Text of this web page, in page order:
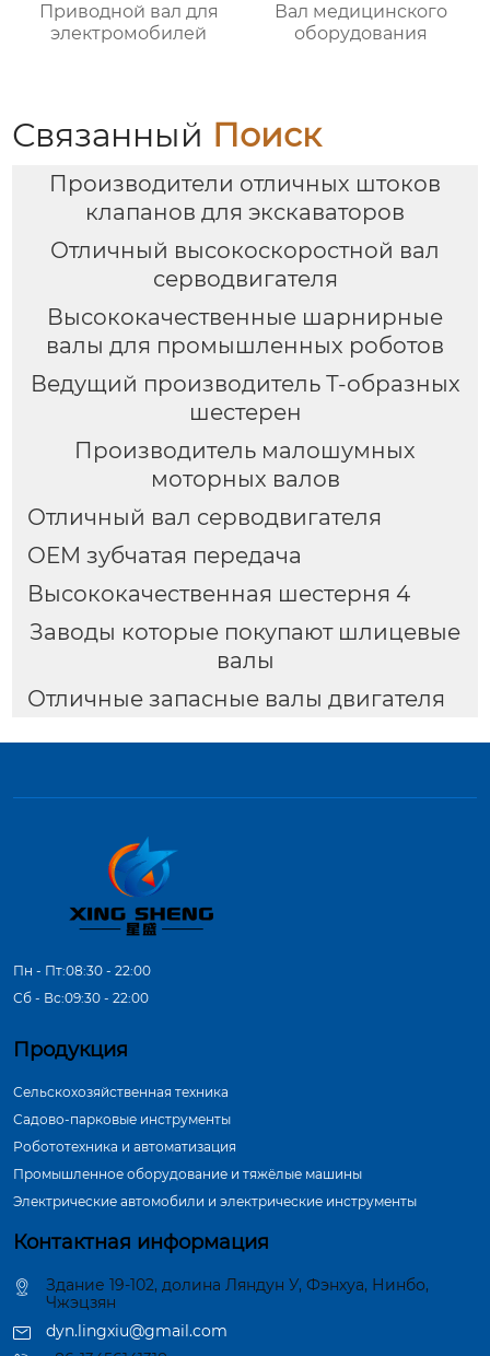
Приводной вал для
электромобилей
Вал медицинского
оборудования
Связанный Поиск
Производители отличных штоков
клапанов для экскаваторов
Отличный высокоскоростной вал
серводвигателя
Высококачественные шарнирные
валы для промышленных роботов
Ведущий производитель Т-образных
шестерен
Производитель малошумных
моторных валов
Отличный вал серводвигателя
OEM зубчатая передача
Высококачественная шестерня 4
Заводы которые покупают шлицевые
валы
Отличные запасные валы двигателя
Пн - Пт:08:30 - 22:00
Сб - Вс:09:30 - 22:00
Продукция
Сельскохозяйственная техника
Садово-парковые инструменты
Робототехника и автоматизация
Промышленное оборудование и тяжёлые машины
Электрические автомобили и электрические инструменты
Контактная информация
Здание 19-102, долина Ляндун У, Фэнхуа, Нинбо,
Чжэцзян
dyn.lingxiu@gmail.com